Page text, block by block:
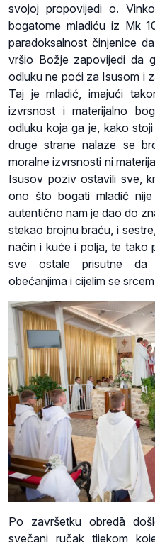
svojoj propovijedi o.
bogatome mladiću iz Mk
paradoksalnost činjenice
vršio Božje zapovijedi da
odluku ne poći za Isusom i
Taj je mladić, imajući
izvrsnost i materijalno
odluku koja ga je, kako
druge strane nalaze se
moralne izvrsnosti ni
Isusov poziv ostavili sve,
ono što bogati mladić
autentično nam je dao do
stekao brojnu braću, i
način i kuće i polja, te tako
sve ostale prisutne da
obećanjima i cijelim se
Po završetku obredā
svečani ručak tijekom